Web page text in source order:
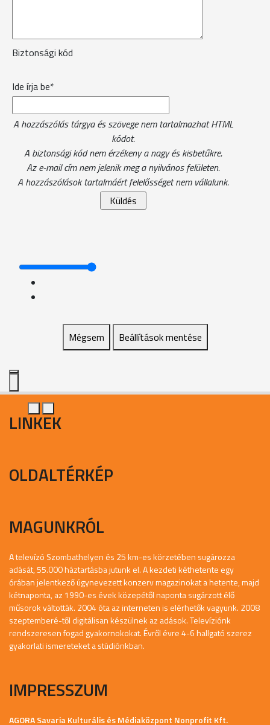
Biztonsági kód
Ide írja be*
A hozzászólás tárgya és szövege nem tartalmazhat HTML
kódot.
A biztonsági kód nem érzékeny a nagy és kisbetűkre.
Az e-mail cím nem jelenik meg a nyilvános felületen.
A hozzászólások tartalmáért felelősséget nem vállalunk.
Mégsem Beállítások mentése
LINKEK
OLDALTÉRKÉP
MAGUNKRÓL
A televízó Szombathelyen és 25 km-es körzetében sugározza
adását, 55.000 háztartásba jutunk el. A kezdeti kéthetente egy
órában jelentkező úgynevezett konzerv magazinokat a hetente, majd
kétnaponta, az 1990-es évek közepétől naponta sugárzott élő
műsorok váltották. 2004 óta az interneten is elérhetők vagyunk. 2008
szeptemberé-től digitálisan készülnek az adások. Televíziónk
rendszeresen fogad gyakornokokat. Évről évre 4-6 hallgató szerez
gyakorlati ismereteket a stúdiónkban.
IMPRESSZUM
AGORA Savaria Kulturális és Médiaközpont Nonprofit Kft.